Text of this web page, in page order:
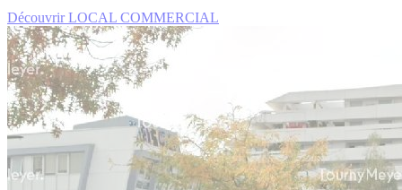
Découvrir LOCAL COMMERCIAL